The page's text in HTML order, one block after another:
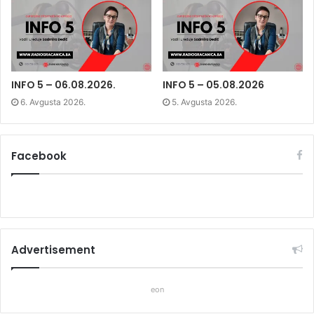
n
e
w
w
i
n
d
o
w
)
e
w
w
i
n
o
w
)
n
e
w
w
i
n
d
w
)
INFO 5 – 06.08.2026.
6. Avgusta 2026.
INFO 5 – 05.08.2026
5. Avgusta 2026.
Facebook
Advertisement
eon